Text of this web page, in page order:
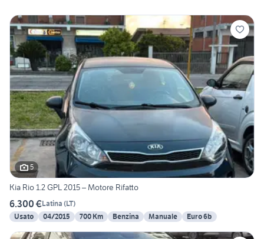
5
Kia Rio 1.2 GPL 2015 – Motore Rifatto
6.300 €Latina (LT)
Usato
04/2015 700 Km Benzina Manuale Euro 6b